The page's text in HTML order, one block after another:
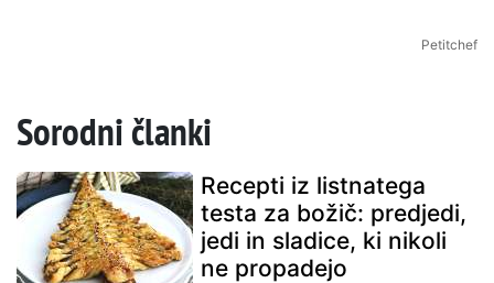
Petitchef
Sorodni članki
Recepti iz listnatega
testa za božič: predjedi,
jedi in sladice, ki nikoli
ne propadejo